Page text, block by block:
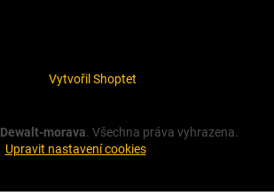
Vytvořil Shoptet
Dewalt-morava. Všechna práva vyhrazena.
Upravit nastavení cookies